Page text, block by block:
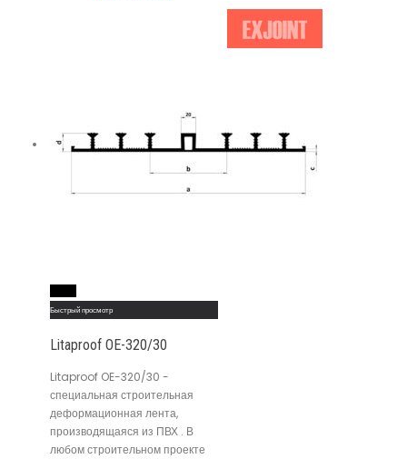
Быстрый просмотр
Litaproof OE-320/30
Litaproof OE-320/30 -
специальная строительная
деформационная лента,
производящаяся из ПВХ . В
любом строительном проекте